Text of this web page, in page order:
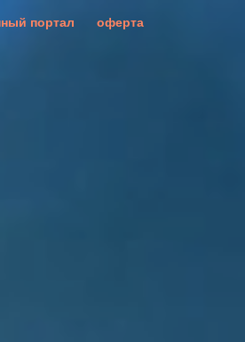
портал
оферта